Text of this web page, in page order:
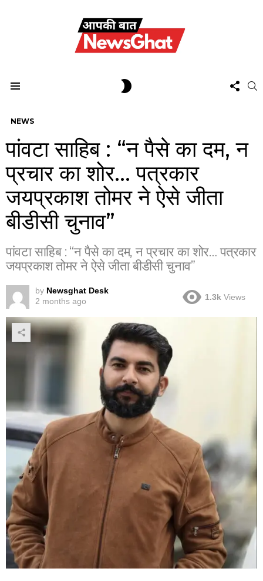
US
NEWS
पांवटा साहिब : “न पैसे का दम, न
प्रचार का शोर… पत्रकार
जयप्रकाश तोमर ने ऐसे जीता
बीडीसी चुनाव”
पांवटा साहिब : “न पैसे का दम, न प्रचार का शोर… पत्रकार
जयप्रकाश तोमर ने ऐसे जीता बीडीसी चुनाव”
by Newsghat Desk
2 months ago
1.3k Views